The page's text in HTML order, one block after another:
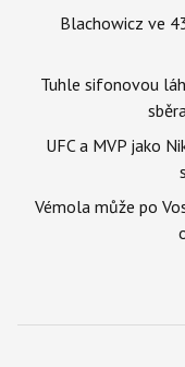
Blachowicz ve
Tuhle sifonovou
UFC a MVP jako
Vémola může po